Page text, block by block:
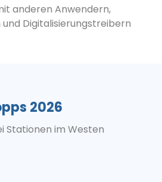
anderen Anwendern,
Digitalisierungstreibern
2026
Stationen im Westen